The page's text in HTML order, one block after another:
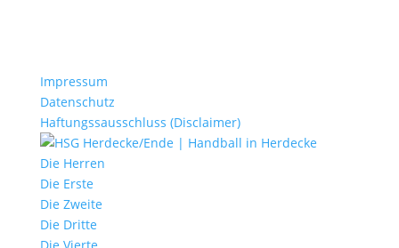
Impressum
Datenschutz
Haftungssausschluss (Disclaimer)
Die Herren
Die Erste
Die Zweite
Die Dritte